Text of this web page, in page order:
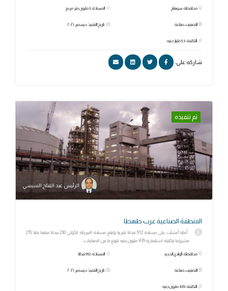
محافظة: سوهاج
التصنيف: صناعة
التكلفة: 5,5 مليار جنيه
المساحة: 3 مليون متر مربع
تاريخ التنفيذ: ديسمبر ٢٠٢١
شاركه علي:
تم تنفيذه
الرئيس عبد الفتاح السيسي
المنطقة الصناعية غرب طهطا
أنها أنشئت على مساحة 912 فدانا تقريبا وتبلغ مساحة المرحلة الأولى 230 فدانا مقاما بها 215
مشروعا بتكلفة استثمارية 439 مليون جنيه تتنوع ما بين الصناعات...
محافظة: الوادي الجديد
التصنيف: صناعة
التكلفة: 439 مليون جنيه
المساحة: 912 فدانا
تاريخ التنفيذ: ديسمبر ٢٠٢١